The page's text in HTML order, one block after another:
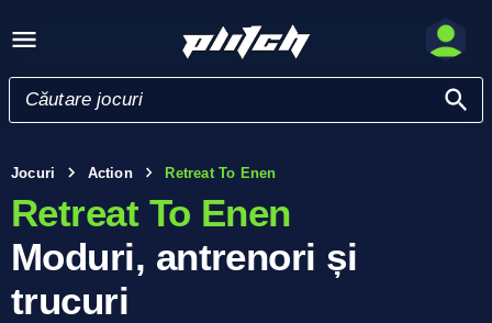
Jocuri Action Retreat To Enen
Retreat To Enen
Moduri, antrenori și
trucuri